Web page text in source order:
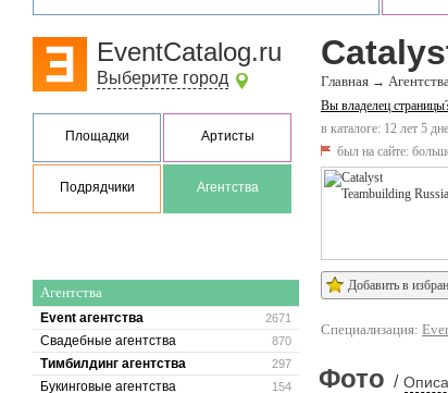
EventCatalog.ru
Выберите город
Площадки Артисты
Подрядчики Агентства
Агентства
2671
Event агентства
870
Свадебные агентства
297
Тимбилдинг агентства
154
Букинговые агентства
Главная →
Вы владелец
в каталоге: 12 лет 5
был на сайте:
Добавить в
Специализация:
Фото /